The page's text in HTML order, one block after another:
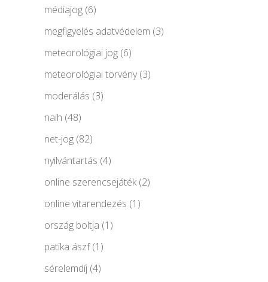
médiajog (6)
megfigyelés adatvédelem (3)
meteorológiai jog (6)
meteorológiai törvény(3)
moderálás (3)
naih (48)
net-jog (82)
nyilvántartás (4)
online szerencsejáték(2)
online vitarendezés (1)
ország boltja (1)
patika ászf(1)
sérelemdíj (4)